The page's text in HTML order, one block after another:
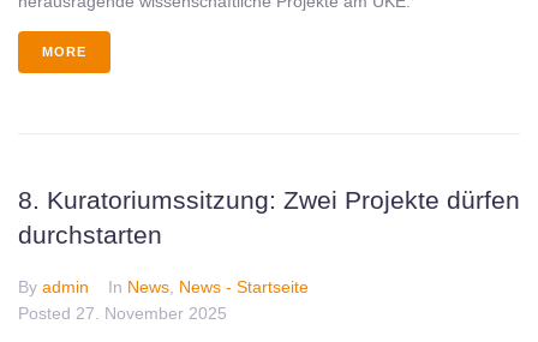
MORE
8. Kuratoriumssitzung: Zwei Projekte dürfen
durchstarten
By admin In News News - Startseite
Posted 27. November 2025